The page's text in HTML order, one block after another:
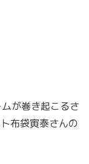
が巻き起こるさ
布袋寅泰さんの